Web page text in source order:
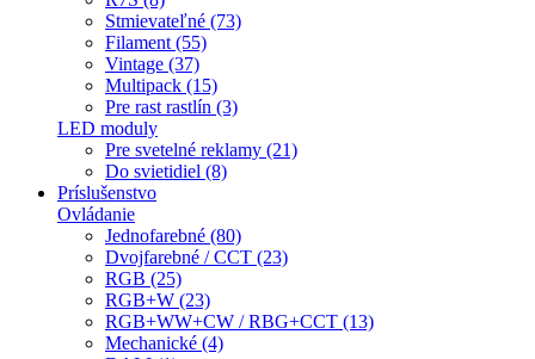
Stmievateľné (73)
Filament (55)
Vintage (37)
Multipack (15)
Pre rast rastlín (3)
LED moduly
Pre svetelné reklamy (21)
Do svietidiel (8)
Príslušenstvo
Ovládanie
Jednofarebné (80)
Dvojfarebné / CCT (23)
RGB (25)
RGB+W (23)
RGB+WW+CW / RBG+CCT (13)
Mechanické (4)